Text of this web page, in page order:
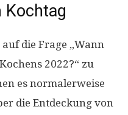
Kochtag
die Frage „Wann
2022?“ zu
es normalerweise
die Entdeckung von